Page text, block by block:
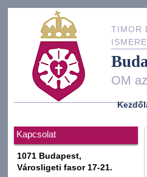
TIMOR
OM
Kapcsolat
1071 Budapest,
Városligeti fasor 17-21.